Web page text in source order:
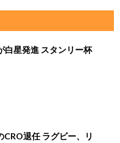
白星発進 スタンリー杯
退任 ラグビー、リ